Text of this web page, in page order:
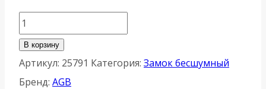
Количество
товара
Защелка
врезная
В корзину
Артикул: 25791 Категория: Замок бесшумный
Бренд: AGB